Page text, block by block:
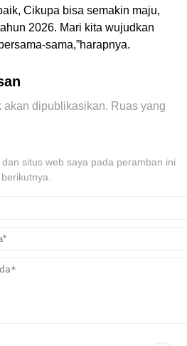
Cikupa bisa semakin maju,
2026. Mari kita wujudkan
sama,”harapnya.
akan dipublikasikan. Ruas yang
situs web saya pada peramban ini